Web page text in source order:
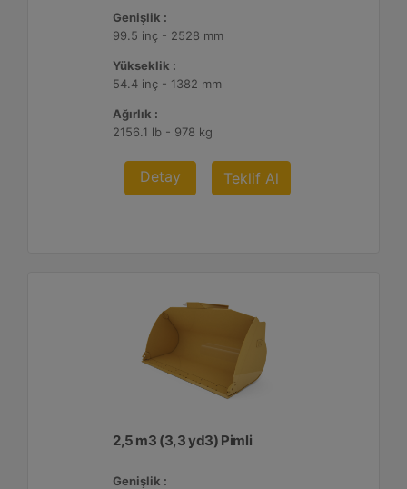
Genişlik :
99.5 inç - 2528 mm
Yükseklik :
54.4 inç - 1382 mm
Ağırlık :
2156.1 lb - 978 kg
Detay Teklif Al
2,5 m3 (3,3 yd3) Pimli
Genişlik :